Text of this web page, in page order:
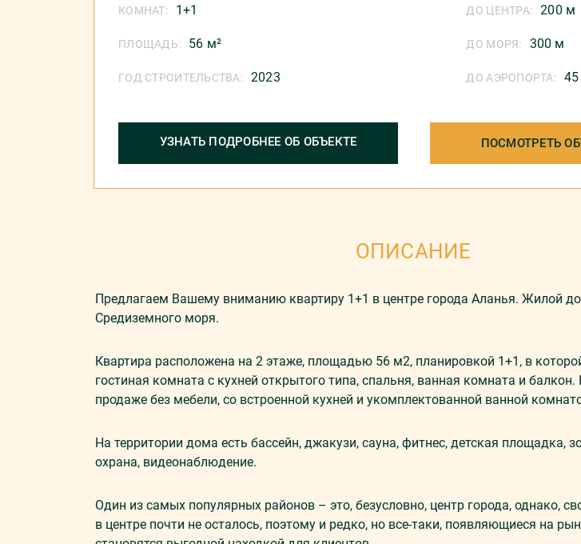
КОМНАТ: 1+1 ДО ЦЕНТРА: 200 м
ПЛОЩАДЬ: 56 м² ДО МОРЯ: 300 м
ГОД СТРОИТЕЛЬСТВА: 2023 ДО АЭРОПОРТА:
УЗНАТЬ ПОДРОБНЕЕ ОБ ОБЪЕКТЕ ПОСМОТРЕТЬ
ОПИСАНИЕ
Предлагаем Вашему вниманию квартиру 1+1 в центре города Аланья. Жилой
Средиземного моря.
Квартира расположена на 2 этаже, площадью 56 м2, планировкой 1+1, в
гостиная комната с кухней открытого типа, спальня, ванная комната и балкон.
продаже без мебели, со встроенной кухней и укомплектованной ванной
На территории дома есть бассейн, джакузи, сауна, фитнес, детская площадка,
охрана, видеонаблюдение.
Один из самых популярных районов – это, безусловно, центр города, однако,
в центре почти не осталось, поэтому и редко, но все-таки, появляющиеся на